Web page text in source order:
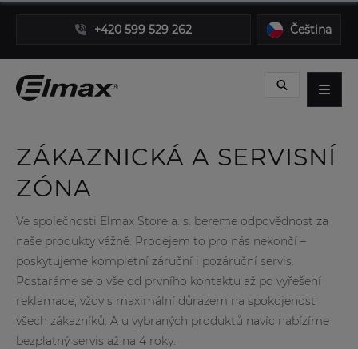
+420 599 529 262 Čeština
ZÁKAZNICKÁ A SERVISNÍ
ZÓNA
Ve společnosti Elmax Store a. s. bereme odpovědnost za
naše produkty vážně. Prodejem to pro nás nekončí –
poskytujeme kompletní záruční i pozáruční servis.
Postaráme se o vše od prvního kontaktu až po vyřešení
reklamace, vždy s maximální důrazem na spokojenost
všech zákazníků. A u vybraných produktů navíc nabízíme
bezplatný servis až na 4 roky.